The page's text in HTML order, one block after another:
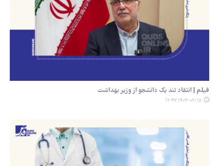
فیلم | انتقاد تند یک دانشجو از وزیر بهداشت
۱۴۰۴-۰۹-۱۵ ۱۲:۴۷